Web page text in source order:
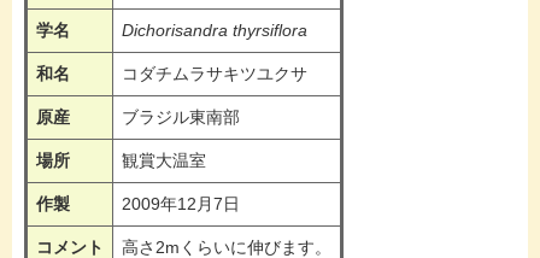
学名 Dichorisandra thyrsiflora
和名 コダチムラサキツユクサ
原産 ブラジル東南部
場所 観賞大温室
作製 2009年12月7日
コメント 高さ2mくらいに伸びます。